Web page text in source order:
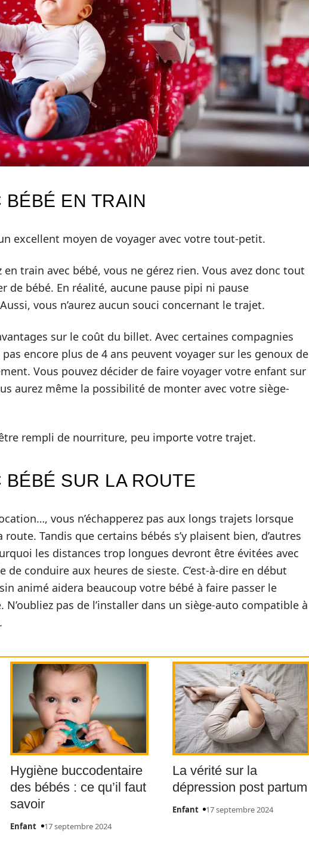
BÉBÉ EN TRAIN
excellent moyen de voyager avec votre tout-petit.
en train avec bébé, vous ne gérez rien. Vous avez donc tout
de bébé. En réalité, aucune pause pipi ni pause
vous n’aurez aucun souci concernant le trajet.
sur le coût du billet. Avec certaines compagnies
encore plus de 4 ans peuvent voyager sur les genoux de
Vous pouvez décider de faire voyager votre enfant sur
aurez même la possibilité de monter avec votre siège-
rempli de nourriture, peu importe votre trajet.
BÉBÉ SUR LA ROUTE
vous n’échapperez pas aux longs trajets lorsque
Tandis que certains bébés s’y plaisent bien, d’autres
les distances trop longues devront être évitées avec
de conduire aux heures de sieste. C’est-à-dire en début
animé aidera beaucoup votre bébé à faire passer le
pas de l’installer dans un siège-auto compatible à
Hygiène buccodentaire
des bébés : ce qu’il faut
savoir
Enfant 17 septembre 2024
La vérité sur la
dépression post partum
Enfant 17 septembre 2024